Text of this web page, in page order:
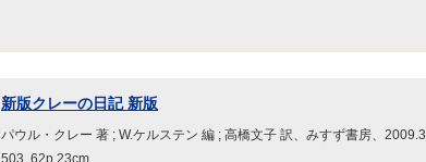
新版クレーの日記 新版
パウル・クレー 著 ; W.ケルステン 編 ; 高橋文子 訳、みすず書房、2009.3
503, 62p 23cm